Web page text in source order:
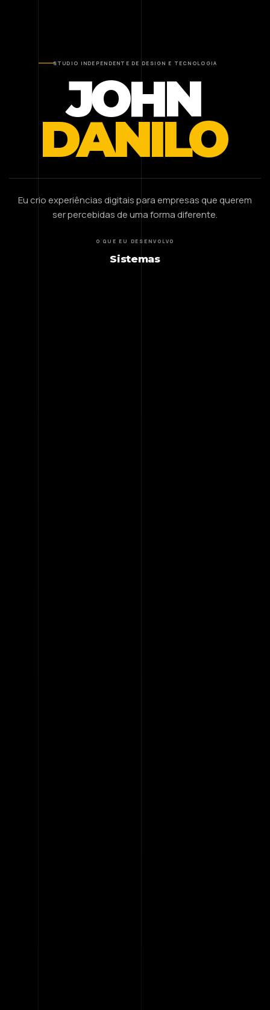
STUDIO INDEPENDENTE DE DESIGN E TECNOLOGIA
JOHN
DANILO
Eu crio experiências digitais para empresas que querem
ser percebidas de uma forma diferente.
O QUE EU DESENVOLVO
Sistemas